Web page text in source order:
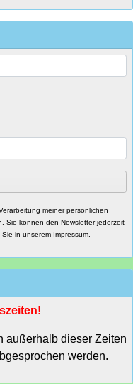
meiner persönlichen
Sie können den Newsletter jederzeit
in unserem Impressum.
außerhalb dieser Zeiten
werden.